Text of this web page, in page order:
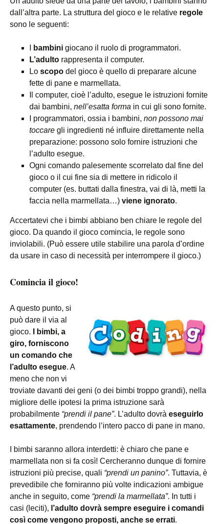
dall’altra parte. La struttura del gioco e le relative regole
sono le seguenti:
bambini giocano il ruolo di programmatori.
L’adulto rappresenta il computer.
Lo scopo del gioco è quello di preparare alcune
fette di pane e marmellata.
Il computer, cioè l’adulto, esegue le istruzioni fornite
dai bambini, nell’esatta forma in cui gli sono fornite.
I programmatori, ossia i bambini, non possono mai
toccare gli ingredienti né influire direttamente nella
preparazione: possono solo fornire istruzioni che
l’adulto esegue.
Ogni comando palesemente scorrelato dal fine del
gioco o il cui fine sia di mettere in ridicolo il
computer (es. buttati dalla finestra, vai di là, metti la
faccia nella marmellata…) viene ignorato.
Accertatevi che i bimbi abbiano ben chiare le regole del
gioco. Da quando il gioco comincia, le regole sono
inviolabili. (Può essere utile stabilire una parola d’ordine
da usare in caso di necessità per interrompere il gioco.)
Comincia il gioco!
A questo punto, si
può dare il via al
gioco. I bimbi, a
giro, forniscono
un comando che
l’adulto esegue. A
meno che non vi
troviate davanti dei geni (o dei bimbi troppo grandi), nella
migliore delle ipotesi la prima istruzione sarà
probabilmente “prendi il pane”. L’adulto dovrà eseguirlo
esattamente, prendendo l’intero pacco di pane in mano.
I bimbi saranno allora interdetti: è chiaro che pane e
marmellata non si fa così! Cercheranno dunque di fornire
istruzioni più precise, quali “prendi un panino”. Tuttavia, è
prevedibile che forniranno più volte indicazioni ambigue
anche in seguito, come “prendi la marmellata”. In tutti i
casi (leciti), l’adulto dovrà sempre eseguire i comandi
così come vengono proposti, anche se errati.